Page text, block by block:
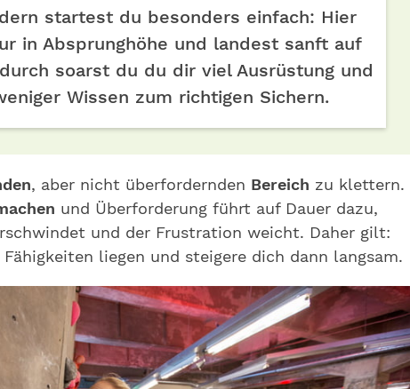
startest du besonders einfach: Hier
in Absprunghöhe und landest sanft auf
soarst du du dir viel Ausrüstung und
Wissen zum richtigen Sichern.
, aber nicht überfordernden Bereich zu klettern.
und Überforderung führt auf Dauer dazu,
und der Frustration weicht. Daher gilt:
Fähigkeiten liegen und steigere dich dann langsam.